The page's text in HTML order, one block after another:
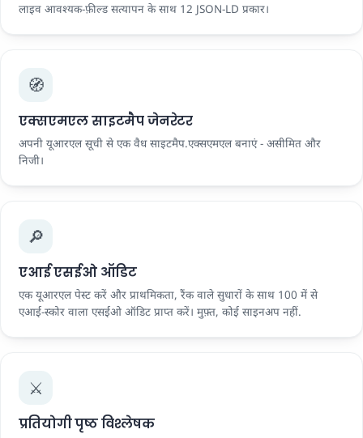
लाइव आवश्यक-फ़ील्ड सत्यापन के साथ 12 JSON-LD प्रकार।
🧭
एक्सएमएल साइटमैप जेनरेटर
अपनी यूआरएल सूची से एक वैध साइटमैप.एक्सएमएल बनाएं - असीमित और
निजी।
🔎
एआई एसईओ ऑडिट
एक यूआरएल पेस्ट करें और प्राथमिकता, रैंक वाले सुधारों के साथ 100 में से
एआई-स्कोर वाला एसईओ ऑडिट प्राप्त करें। मुफ़्त, कोई साइनअप नहीं.
⚔️
प्रतियोगी पृष्ठ विश्लेषक